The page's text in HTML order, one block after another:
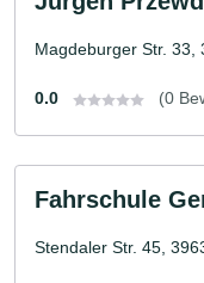
Magdeburger Str. 33,
0.0 (0
Fahrschule
Stendaler Str. 45,